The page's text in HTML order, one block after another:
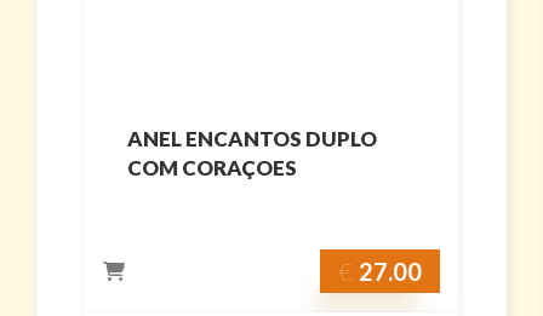
ANEL ENCANTOS DUPLO
COM CORAÇOES
€ 27.00